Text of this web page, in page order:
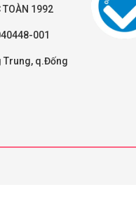
TOÀN 1992
001
Trung, q.Đống